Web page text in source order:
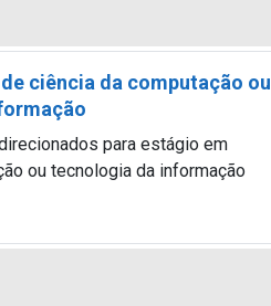
ciência da computação ou
para estágio em
ou tecnologia da informação